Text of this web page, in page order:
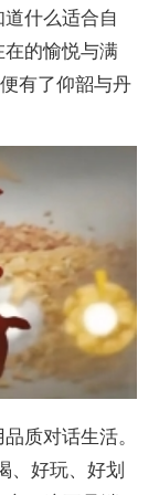
什么适合自
的愉悦与满
有了仰韶与丹
质对话生活。
、好玩、好划